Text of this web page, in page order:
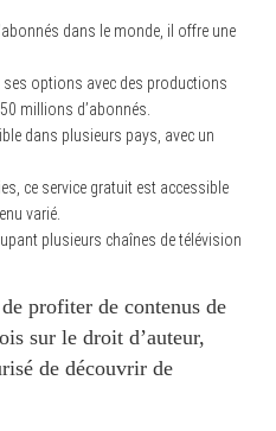
dans le monde, il offre une
options avec des productions
millions d’abonnés.
dans plusieurs pays, avec un
ce service gratuit est accessible
varié.
plusieurs chaînes de télévision
profiter de contenus de
sur le droit d’auteur,
de découvrir de